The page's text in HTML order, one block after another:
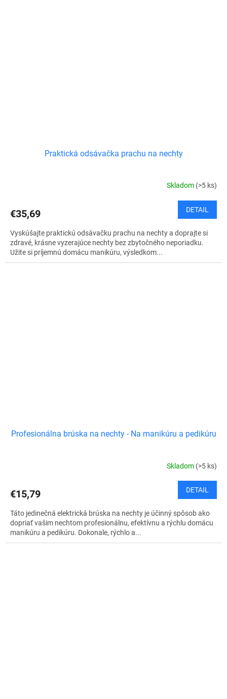
Praktická odsávačka prachu na nechty
Skladom (>5 ks)
€35,69 DETAIL
Vyskúšajte praktickú odsávačku prachu na nechty a doprajte si
zdravé, krásne vyzerajúce nechty bez zbytočného neporiadku.
Užite si príjemnú domácu manikúru, výsledkom...
Profesionálna brúska na nechty - Na manikúru a pedikúru
Skladom (>5 ks)
€15,79 DETAIL
Táto jedinečná elektrická brúska na nechty je účinný spôsob ako
dopriať vašim nechtom profesionálnu, efektívnu a rýchlu domácu
manikúru a pedikúru. Dokonale, rýchlo a...